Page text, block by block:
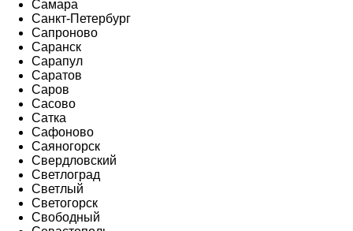
Самара
Санкт-Петербург
Сапроново
Саранск
Сарапул
Саратов
Саров
Сасово
Сатка
Сафоново
Саяногорск
Свердловский
Светлоград
Светлый
Светогорск
Свободный